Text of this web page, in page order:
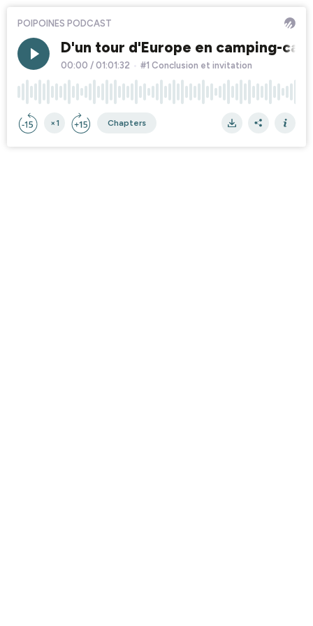
POIPOINES PODCAST
D'un tour d'Europe en camping-
00:00 / 01:01:32 #1 Conclusion et invitation
×1 Chapters